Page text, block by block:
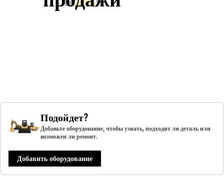
Подойдет?
Добавьте оборудование, чтобы узнать, подходит ли деталь или
возможен ли ремонт.
Добавить оборудование